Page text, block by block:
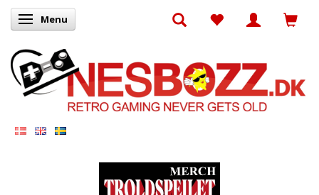
Skifte navigation
Menu